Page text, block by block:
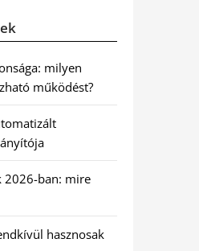
milyen
működést?
2026-ban: mire
hasznosak